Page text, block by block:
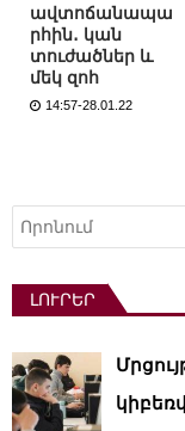
ավտոճանապա
րհին․ կան
տուժածներ և
մեկ զոհ
14:57-28.01.22
Որոնել
ԼՈՒՐԵՐ